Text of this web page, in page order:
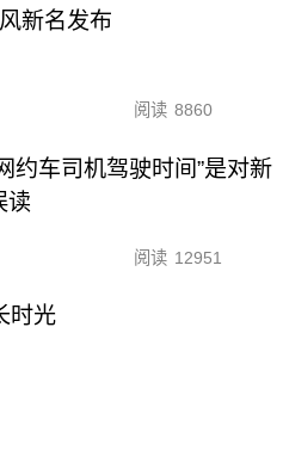
新名发布
阅读 8860
约车司机驾驶时间”是对新
读
阅读 12951
时光